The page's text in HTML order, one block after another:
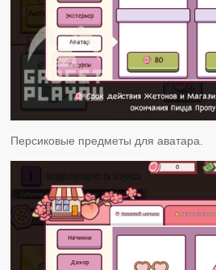
Персиковые предметы для аватара.